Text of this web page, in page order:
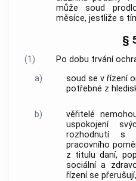
může soud
měsíce, jestliže s
§
(1)
Po dobu trvání
a)
soud se v řízení
potřebné z
b)
věřitelé
uspokojení
rozhodnutí s
pracovního
z titulu daní,
sociální a
řízení se přerušují,